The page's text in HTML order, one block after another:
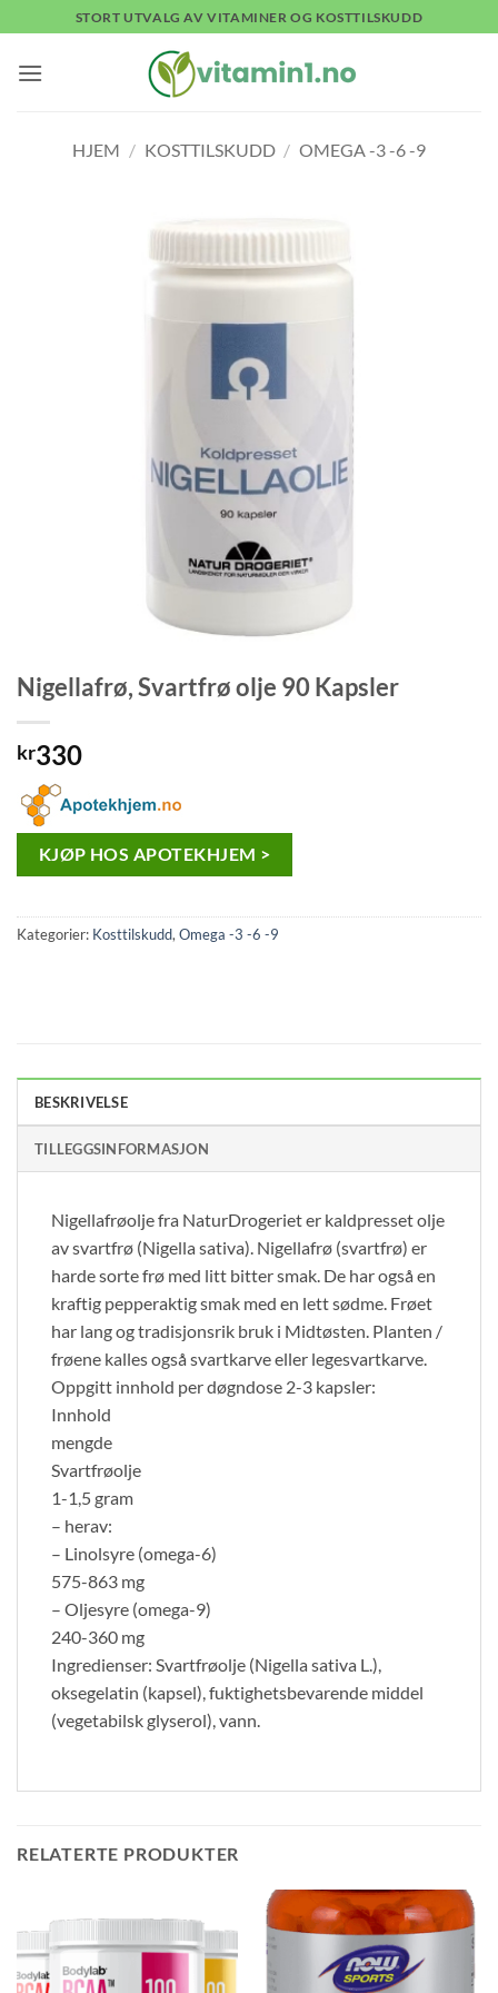
to
content
STORT UTVALG AV VITAMINER OG KOSTTILSKUDD
HJEM / KOSTTILSKUDD / OMEGA -3 -6 -9
Nigellafrø, Svartfrø olje 90 Kapsler
kr330
KJØP HOS APOTEKHJEM >
Kategorier: Kosttilskudd,Omega -3 -6 -9
BESKRIVELSE
TILLEGGSINFORMASJON
Nigellafrøolje fra NaturDrogeriet er kaldpresset olje
av svartfrø (Nigella sativa). Nigellafrø (svartfrø) er
harde sorte frø med litt bitter smak. De har også en
kraftig pepperaktig smak med en lett sødme. Frøet
har lang og tradisjonsrik bruk i Midtøsten. Planten /
frøene kalles også svartkarve eller legesvartkarve.
Oppgitt innhold per døgndose 2-3 kapsler:
Innhold
mengde
Svartfrøolje
1-1,5 gram
– herav:
– Linolsyre (omega-6)
575-863 mg
– Oljesyre (omega-9)
240-360 mg
Ingredienser: Svartfrøolje (Nigella sativa L.),
oksegelatin (kapsel), fuktighetsbevarende middel
(vegetabilsk glyserol), vann.
RELATERTE PRODUKTER